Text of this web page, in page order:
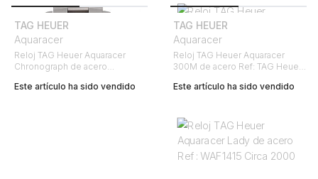
TAG HEUER
Aquaracer
Reloj TAG Heuer Aquaracer
Chronograph de acero
Este artículo ha sido vendido
TAG HEUER
Aquaracer
Reloj TAG Heuer Aquaracer
300M de acero Ref: TAG Heuer
Este artículo ha sido vendido